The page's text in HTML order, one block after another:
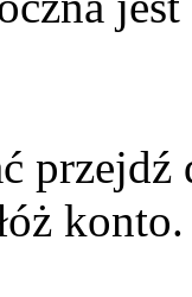
przejdź
konto.